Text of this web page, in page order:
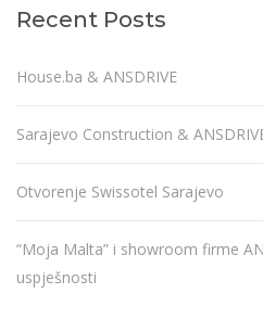
Recent Posts
House.ba & ANSDRIVE
Sarajevo Construction &
Otvorenje Swissotel Sarajevo
“Moja Malta” i showroom firme
uspješnosti